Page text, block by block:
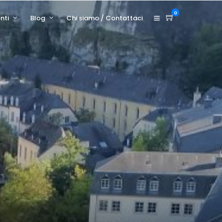
Blog Chi siamo / Contattaci
0